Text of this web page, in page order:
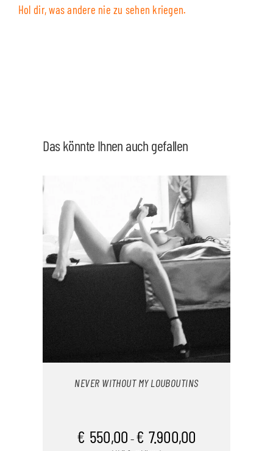
Hol dir, was andere nie zu sehen kriegen.
Das könnte Ihnen auch gefallen
NEVER WITHOUT MY LOUBOUTINS
€ 550,00 – € 7.900,00